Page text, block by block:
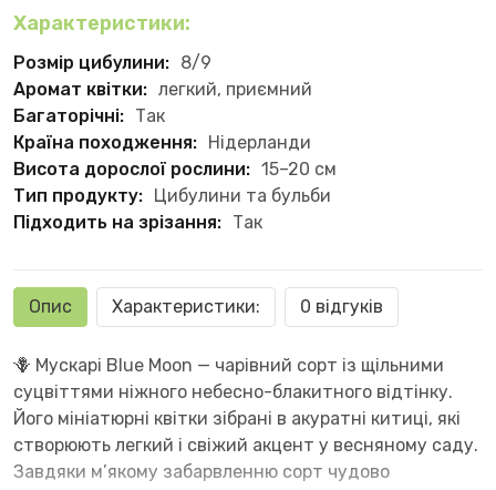
Характеристики:
Розмір цибулини: 8/9
Аромат квітки: легкий, приємний
Багаторічні: Так
Країна походження:
Нідерланди
Висота дорослої рослини: 15–20 см
Тип продукту:
Цибулини та бульби
Підходить на зрізання: Так
Опис Характеристики: 0 відгуків
🪻 Мускарі Blue Moon — чарівний сорт із щільними
суцвіттями ніжного небесно-блакитного відтінку.
Його мініатюрні квітки зібрані в акуратні китиці, які
створюють легкий і свіжий акцент у весняному саду.
Завдяки м’якому забарвленню сорт чудово